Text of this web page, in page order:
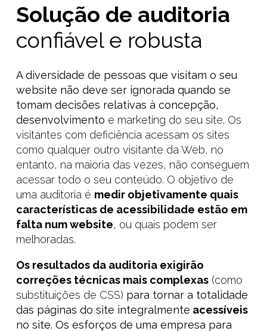
Solução de auditoria
confiável e robusta
A diversidade de pessoas que visitam o seu
website não deve ser ignorada quando se
tomam decisões relativas à concepção,
desenvolvimento e marketing do seu site. Os
visitantes com deficiência acessam os sites
como qualquer outro visitante da Web, no
entanto, na maioria das vezes, não conseguem
acessar todo o seu conteúdo. O objetivo de
uma auditoria é medir objetivamente quais
características de acessibilidade estão em
falta num website, ou quais podem ser
melhoradas.
Os resultados da auditoria exigirão
correções técnicas mais complexas (como
substituições de CSS) para tornar a totalidade
das páginas do site integralmente acessíveis
no site. Os esforços de uma empresa para